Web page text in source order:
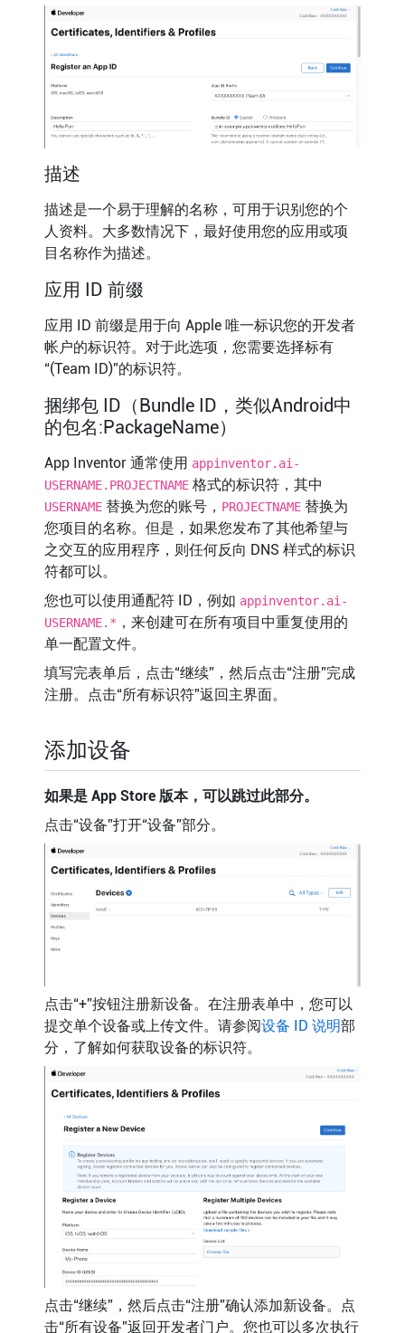
描述
描述是一个易于理解的名称，可用于识别您的个
人资料。大多数情况下，最好使用您的应用或项
目名称作为描述。
应用 ID 前缀
应用 ID 前缀是用于向 Apple 唯一标识您的开发者
帐户的标识符。对于此选项，您需要选择标有
“(Team ID)”的标识符。
捆绑包 ID（Bundle ID，类似Android中
的包名:PackageName）
App Inventor 通常使用 appinventor.ai-
USERNAME.PROJECTNAME格式的标识符，其中
USERNAME替换为您的账号， PROJECTNAME替换为
您项目的名称。但是，如果您发布了其他希望与
之交互的应用程序，则任何反向 DNS 样式的标识
符都可以。
您也可以使用通配符 ID，例如 appinventor.ai-
USERNAME.* ，来创建可在所有项目中重复使用的
单一配置文件。
填写完表单后，点击“继续”，然后点击“注册”完成
注册。点击“所有标识符”返回主界面。
添加设备
如果是 App Store 版本，可以跳过此部分。
点击“设备”打开“设备”部分。
点击“+”按钮注册新设备。在注册表单中，您可以
提交单个设备或上传文件。请参阅设备 ID 说明部
分，了解如何获取设备的标识符。
点击“继续”，然后点击“注册”确认添加新设备。点
击“所有设备”返回开发者门户。您也可以多次执行